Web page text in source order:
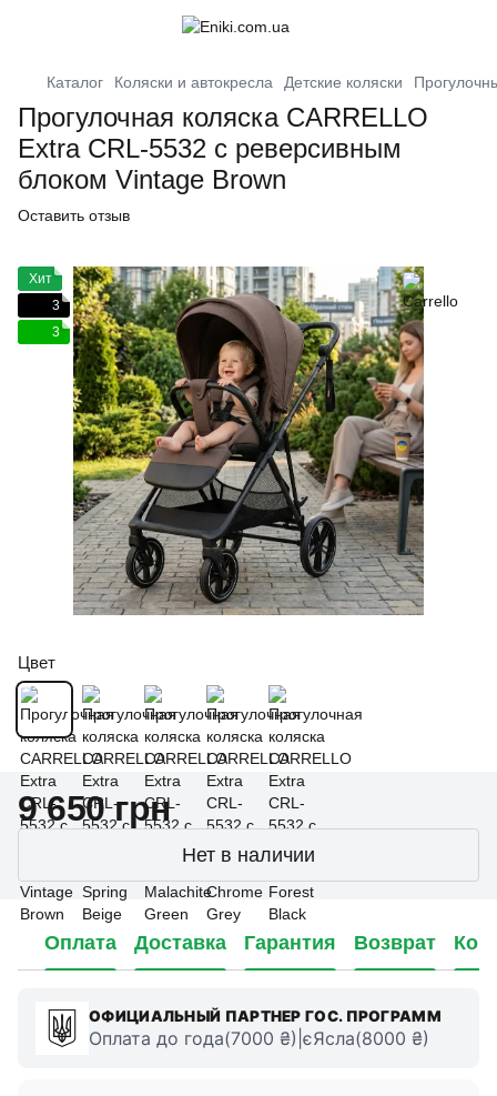
Каталог Коляски и автокресла Детские коляски
Прогулочная коляска CARRELLO
Extra CRL-5532 с реверсивным
блоком Vintage Brown
Оставить отзыв
Хит
3
3
Цвет
9 650 грн
Нет в наличии
Оплата Доставка Гарантия Возврат
ОФИЦИАЛЬНЫЙ ПАРТНЕР ГОС. ПРОГРАММ
Оплата до года(7000 ₴)|єЯсла(8000 ₴)